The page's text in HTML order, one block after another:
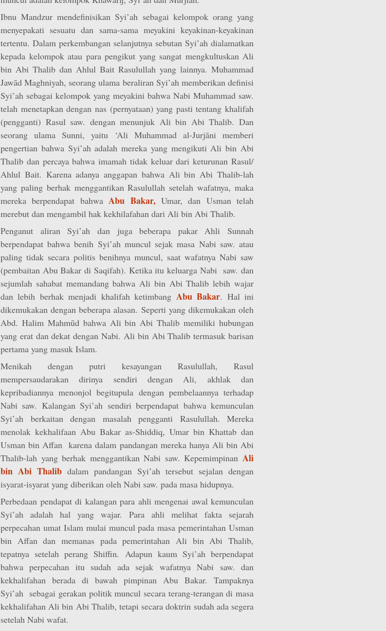
Ibnu Mandzur mendefinisikan Syi’ah sebagai kelompok orang yang
menyepakati sesuatu dan sama-sama meyakini keyakinan-keyakinan
tertentu. Dalam perkembangan selanjutnya sebutan Syi’ah dialamatkan
kepada kelompok atau para pengikut yang sangat mengkultuskan Ali
bin Abi Thalib dan Ahlul Bait Rasulullah yang lainnya. Muhammad
Jawād Maghniyah, seorang ulama beraliran Syi’ah memberikan definisi
Syi’ah sebagai kelompok yang meyakini bahwa Nabi Muhammad saw.
telah menetapkan dengan nas (pernyataan) yang pasti tentang khalifah
(pengganti) Rasul saw. dengan menunjuk Ali bin Abi Thalib. Dan
seorang ulama Sunni, yaitu ‘Ali Muhammad al-Jurjāni memberi
pengertian bahwa Syi’ah adalah mereka yang mengikuti Ali bin Abi
Thalib dan percaya bahwa imamah tidak keluar dari keturunan Rasul/
Ahlul Bait. Karena adanya anggapan bahwa Ali bin Abi Thalib-lah
yang paling berhak menggantikan Rasulullah setelah wafatnya, maka
mereka berpendapat bahwa Abu Bakar, Umar, dan Usman telah
merebut dan mengambil hak kekhilafahan dari Ali bin Abi Thalib.
Penganut aliran Syi’ah dan juga beberapa pakar Ahli Sunnah
berpendapat bahwa benih Syi’ah muncul sejak masa Nabi saw. atau
paling tidak secara politis benihnya muncul, saat wafatnya Nabi saw
(pembaitan Abu Bakar di Saqifah). Ketika itu keluarga Nabi saw. dan
sejumlah sahabat memandang bahwa Ali bin Abi Thalib lebih wajar
dan lebih berhak menjadi khalifah ketimbang Abu Bakar. Hal ini
dikemukakan dengan beberapa alasan. Seperti yang dikemukakan oleh
Abd. Halim Mahmūd bahwa Ali bin Abi Thalib memiliki hubungan
yang erat dan dekat dengan Nabi. Ali bin Abi Thalib termasuk barisan
pertama yang masuk Islam.
Menikah dengan putri kesayangan Rasulullah, Rasul
mempersaudarakan dirinya sendiri dengan Ali, akhlak dan
kepribadiannya menonjol begitupula dengan pembelaannya terhadap
Nabi saw. Kalangan Syi’ah sendiri berpendapat bahwa kemunculan
Syi’ah berkaitan dengan masalah pengganti Rasulullah. Mereka
menolak kekhalifaan Abu Bakar as-Shiddiq, Umar bin Khattab dan
Usman bin Affan karena dalam pandangan mereka hanya Ali bin Abi
Thalib-lah yang berhak menggantikan Nabi saw. Kepemimpinan Ali
bin Abi Thalib dalam pandangan Syi’ah tersebut sejalan dengan
isyarat-isyarat yang diberikan oleh Nabi saw. pada masa hidupnya.
Perbedaan pendapat di kalangan para ahli mengenai awal kemunculan
Syi’ah adalah hal yang wajar. Para ahli melihat fakta sejarah
perpecahan umat Islam mulai muncul pada masa pemerintahan Usman
bin Affan dan memanas pada pemerintahan Ali bin Abi Thalib,
tepatnya setelah perang Shiffin. Adapun kaum Syi’ah berpendapat
bahwa perpecahan itu sudah ada sejak wafatnya Nabi saw. dan
kekhalifahan berada di bawah pimpinan Abu Bakar. Tampaknya
Syi’ah sebagai gerakan politik muncul secara terang-terangan di masa
kekhalifahan Ali bin Abi Thalib, tetapi secara doktrin sudah ada segera
setelah Nabi wafat.